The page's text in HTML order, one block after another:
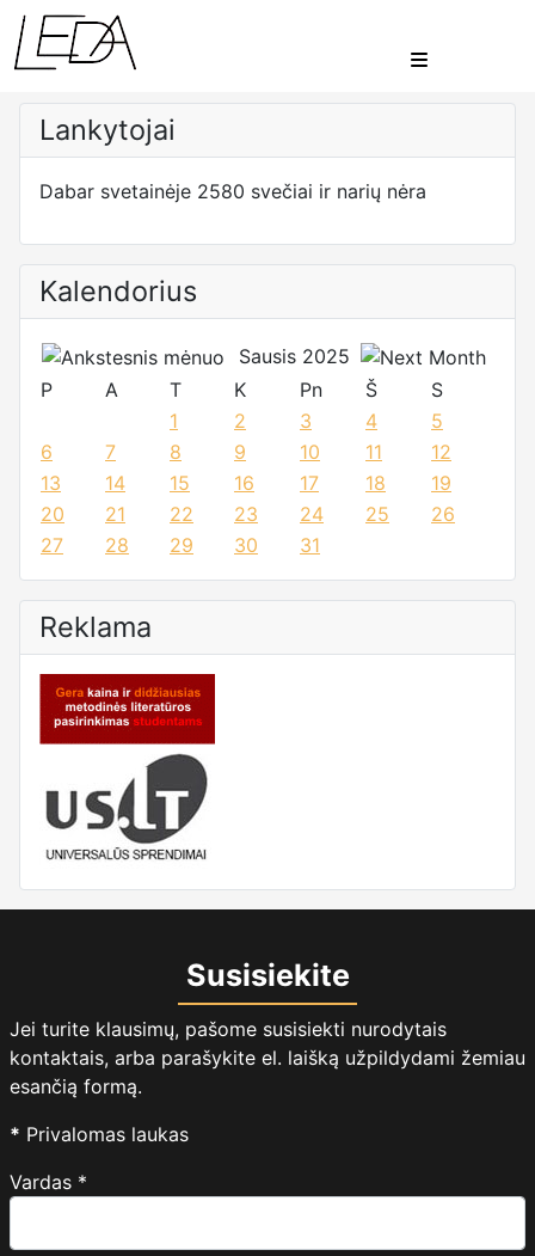
Lankytojai
Dabar svetainėje 2580 svečiai ir narių nėra
Kalendorius
Sausis 2025
P
A T K Pn Š
S
1
2 3 4
5
6
7 8 9 10 11
12
13
14 15 16 17 18
19
20
21 22 23 24 25
26
27
28 29 30 31
Reklama
Susisiekite
Jei turite klausimų, pašome susisiekti nurodytais
kontaktais, arba parašykite el. laišką užpildydami žemiau
esančią formą.
* Privalomas laukas
Vardas *